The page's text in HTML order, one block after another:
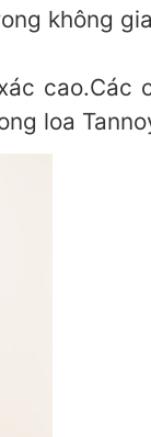
không
cao.Các
loa